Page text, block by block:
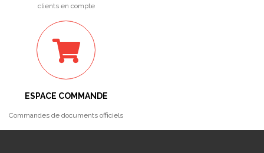
clients en compte
ESPACE COMMANDE
Commandes de documents officiels